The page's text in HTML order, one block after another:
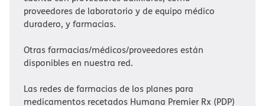
proveedores de laboratorio y de equipo médico
duradero, y farmacias.
Otras farmacias/médicos/proveedores están
disponibles en nuestra red.
Las redes de farmacias de los planes para
medicamentos recetados Humana Premier Rx (PDP)